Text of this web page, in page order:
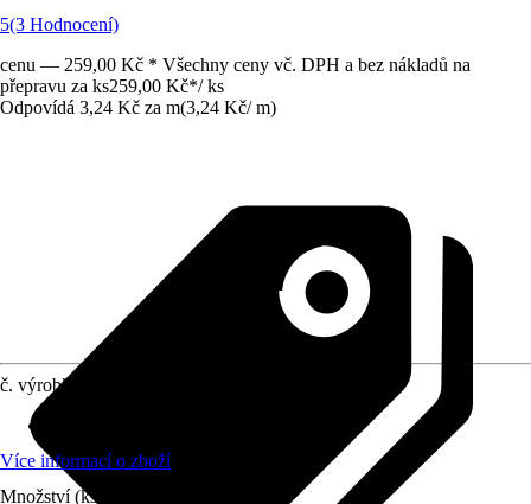
5(3 Hodnocení)
cenu — 259,00 Kč * Všechny ceny vč. DPH a bez nákladů na
přepravu za ks259,00 Kč*/ ks
Odpovídá 3,24 Kč za m(3,24 Kč/ m)
č. výrobku
Více informací o zboží
Množství (ks)